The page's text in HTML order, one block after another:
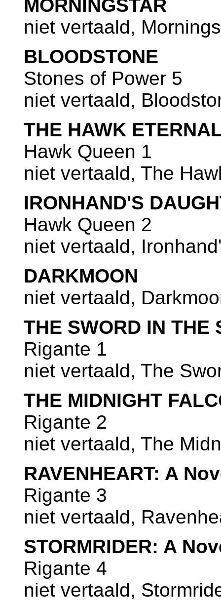
MORNINGSTAR
niet vertaald,
BLOODSTONE
Stones of Power 5
niet vertaald,
THE HAWK
Hawk Queen 1
niet vertaald, The
IRONHAND'S
Hawk Queen 2
niet vertaald,
DARKMOON
niet vertaald,
THE SWORD IN THE
Rigante 1
niet vertaald, The
THE MIDNIGHT
Rigante 2
niet vertaald, The
RAVENHEART: A
Rigante 3
niet vertaald,
STORMRIDER: A
Rigante 4
niet vertaald,